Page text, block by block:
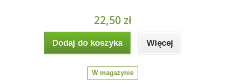
22,50 zł
Dodaj do koszyka Więcej
W magazynie